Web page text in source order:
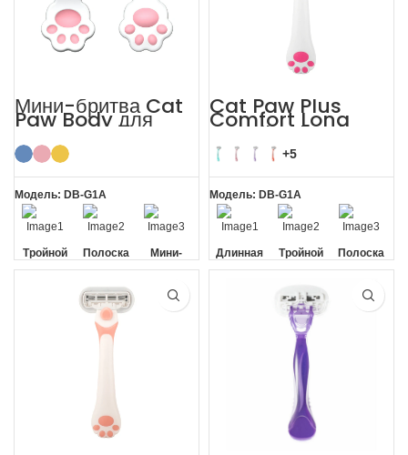
Мини-бритва Cat
Paw Body для
ухода за волосами
на лице у женщин
Модель: DB-G1A
Тройной
клинок
Полоска
алоэ вера
360°
Мини-
ручка
Cat Paw Plus
Comfort Long
Handle Shaving
Razor Womens
+5
Модель: DB-G1A
Длинная
ручка
Тройной
клинок
Полоска
алоэ вера
360°